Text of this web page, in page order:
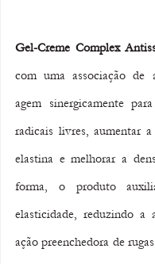
Gel-Creme Complex
com uma associação de
agem sinergicamente
radicais livres, aumentar
elastina e melhorar a
forma, o produto
elasticidade, reduzindo a
ação preenchedora de